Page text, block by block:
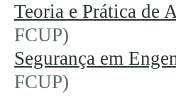
Teoria e Prática de
FCUP)
Segurança em
FCUP)